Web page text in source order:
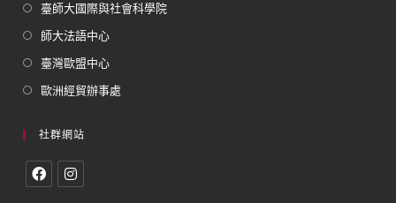
臺師大國際與社會科學院
師大法語中心
臺灣歐盟中心
歐洲經貿辦事處
社群網站